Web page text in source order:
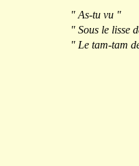
" As-tu vu "
" Sous le lisse
" Le tam-tam